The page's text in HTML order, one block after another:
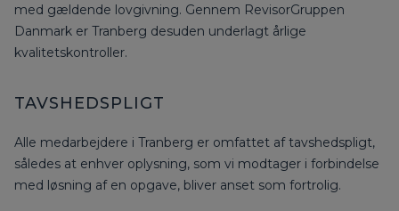
med gældende lovgivning. Gennem RevisorGruppen
Danmark er Tranberg desuden underlagt årlige
kvalitetskontroller.
TAVSHEDSPLIGT
Alle medarbejdere i Tranberg er omfattet af tavshedspligt,
således at enhver oplysning, som vi modtager i forbindelse
med løsning af en opgave, bliver anset som fortrolig.